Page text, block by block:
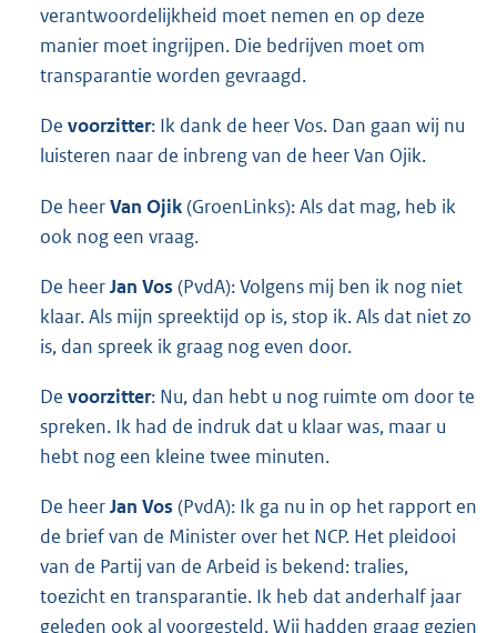
verantwoordelijkheid moet nemen en op deze
manier moet ingrijpen. Die bedrijven moet om
transparantie worden gevraagd.
De voorzitter: Ik dank de heer Vos. Dan gaan wij nu
luisteren naar de inbreng van de heer Van Ojik.
De heerVan Ojik(GroenLinks): Als dat mag, heb ik
ook nog een vraag.
De heerJan Vos (PvdA): Volgens mij ben ik nog niet
klaar. Als mijn spreektijd op is, stop ik. Als dat niet zo
is, dan spreek ik graag nog even door.
De voorzitter: Nu, dan hebt u nog ruimte om door te
spreken. Ik had de indruk dat u klaar was, maar u
hebt nog een kleine twee minuten.
De heerJan Vos (PvdA): Ik ga nu in op het rapport en
de brief van de Minister over het NCP. Het pleidooi
van de Partij van de Arbeid is bekend: tralies,
toezicht en transparantie. Ik heb dat anderhalf jaar
geleden ook al voorgesteld. Wij hadden graag gezien